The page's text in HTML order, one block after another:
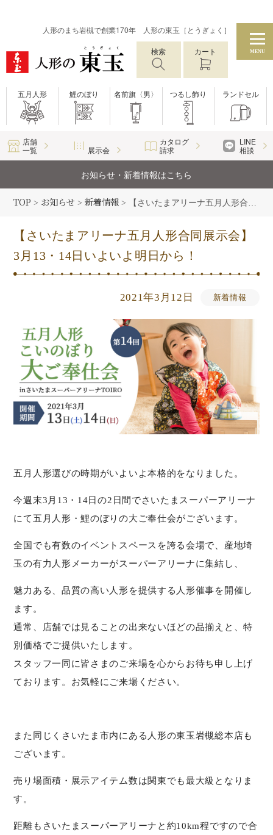
人形のまち岩槻で創業170年 人形の東玉［とうぎょく］
検索 カート MENU
五月人形 鯉のぼり 名前旗〈男〉 つるし飾り ランドセル
店舗
一覧
展示会
カタログ
請求
LINE
相談
お知らせ・新着情報はこちら
TOP > お知らせ >新着情報 > 【さいたまアリーナ五月人形合同展示会】3月13・14日いよいよ明日から！
【さいたまアリーナ五月人形合同展示会】
3月13・14日いよいよ明日から！
2021年3月12日 新着情報
五月人形選びの時期がいよいよ本格的をなりました。
今週末3月13・14日の2日間でさいたまスーパーアリーナ
にて五月人形・鯉のぼりの大ご奉仕会がございます。
全国でも有数のイベントスペースを誇る会場で、産地埼
玉の有力人形メーカーがスーパーアリーナに集結し、
魅力ある、品質の高い人形を提供する人形催事を開催し
ます。
通常、店舗では見ることの出来ないほどの品揃えと、特
別価格でご提供いたします。
スタッフ一同に皆さまのご来場を心からお待ち申し上げ
ております。お気軽にご来場ください。
また同じくさいたま市内にある人形の東玉岩槻総本店も
ございます。
売り場面積・展示アイテム数は関東でも最大級となりま
す。
距離もさいたまスーパーアリーナと約10km程ですので合